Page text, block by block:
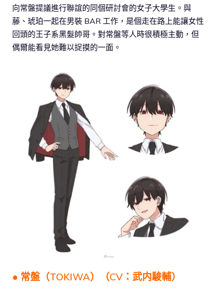
向常盤提議進行聯誼的同個研討會的女子大學生。與
藤、琥珀一起在男裝 BAR 工作，是個走在路上能讓女性
回頭的王子系黑髮帥哥。對常盤等人時很積極主動，但
偶爾能看見她難以捉摸的一面。
● 常盤（TOKIWA）（CV：武内駿輔）